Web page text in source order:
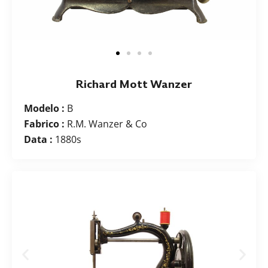
Richard Mott Wanzer
Modelo : B
Fabrico : R.M. Wanzer & Co
Data : 1880s